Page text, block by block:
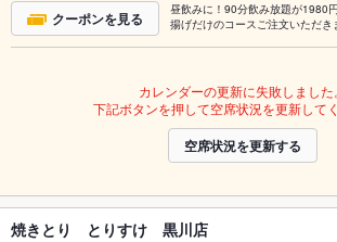
クーポンを見る
昼飲みに！90分飲み放題が1980
揚げだけのコースご注文いただき
カレンダーの更新に失敗しました。
下記ボタンを押して空席状況を更新してく
空席状況を更新する
焼きとり とりすけ 黒川店